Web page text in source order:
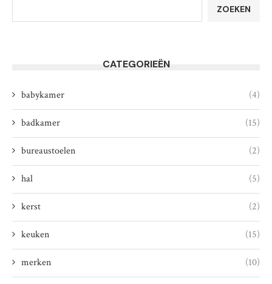
ZOEKEN
CATEGORIEËN
babykamer (4)
badkamer (15)
bureaustoelen (2)
hal (5)
kerst (2)
keuken (15)
merken (10)